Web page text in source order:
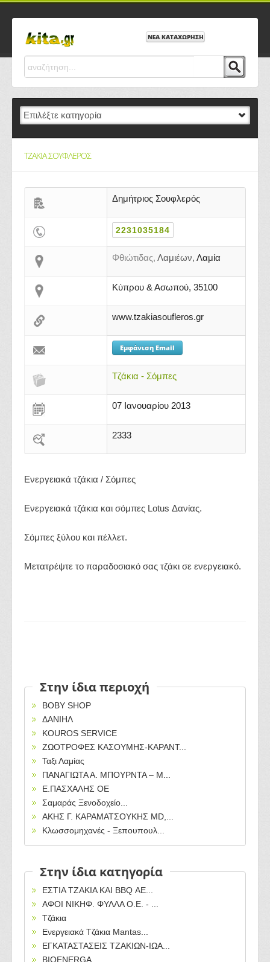
ΝΕΑ ΚΑΤΑΧΩΡΗΣΗ
ΤΖΑΚΙΑ ΣΟΥΦΛΕΡΟΣ
Δημήτριος Σουφλερός
2231035184
Φθιώτιδας, Λαμιέων, Λαμία
Κύπρου & Ασωπού, 35100
www.tzakiasoufleros.gr
Εμφάνιση Email
Τζάκια - Σόμπες
07 Ιανουαρίου 2013
2333
Ενεργειακά τζάκια / Σόμπες
Ενεργειακά τζάκια και σόμπες Lotus Δανίας.
Σόμπες ξύλου και πέλλετ.
Μετατρέψτε το παραδοσιακό σας τζάκι σε ενεργειακό.
Στην ίδια περιοχή
BOBY SHOP
ΔΑΝΙΗΛ
KOUROS SERVICE
ΖΩΟΤΡΟΦΕΣ ΚΑΣΟΥΜΗΣ-ΚΑΡΑΝΤ...
Ταξι Λαμίας
ΠΑΝΑΓΙΩΤΑ Α. ΜΠΟΥΡΝΤΑ – Μ...
Ε.ΠΑΣΧΑΛΗΣ ΟΕ
Σαμαράς Ξενοδοχείο...
ΑΚΗΣ Γ. ΚΑΡΑΜΑΤΣΟΥΚΗΣ MD,...
Κλωσσομηχανές - Ξεπουπουλ...
Στην ίδια κατηγορία
ΕΣΤΙΑ ΤΖΑΚΙΑ ΚΑΙ BBQ ΑΕ...
ΑΦΟΙ ΝΙΚΗΦ. ΦΥΛΛΑ Ο.Ε. - ...
Τζάκια
Ενεργειακά Τζάκια Mantas...
ΕΓΚΑΤΑΣΤΑΣΕΙΣ ΤΖΑΚΙΩΝ-ΙΩΑ...
BIOENERGA